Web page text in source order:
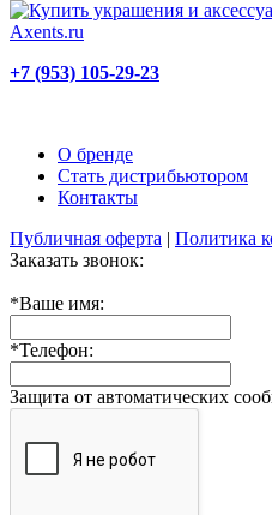
+7 (953) 105-29-23
О бренде
Стать дистрибьютором
Контакты
Публичная оферта | Политика
Заказать звонок:
*Ваше имя:
*Телефон:
Защита от автоматических